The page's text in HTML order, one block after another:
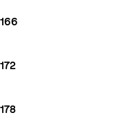
166
172
178